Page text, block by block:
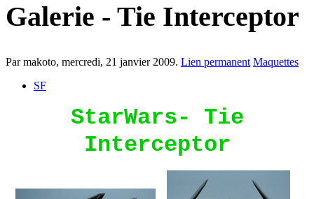
Galerie - Tie Interceptor
Par makoto, mercredi, 21 janvier 2009. Lien permanent Maquettes
SF
StarWars- Tie
Interceptor